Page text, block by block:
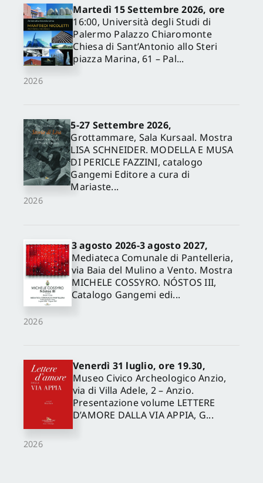
2026
Martedì 15 Settembre 2026, ore
16:00, Università degli Studi di
Palermo Palazzo Chiaromonte
Chiesa di Sant’Antonio allo Steri
piazza Marina, 61 – Pal...
2026
5-27 Settembre 2026,
Grottammare, Sala Kursaal. Mostra
LISA SCHNEIDER. MODELLA E MUSA
DI PERICLE FAZZINI, catalogo
Gangemi Editore a cura di
Mariaste...
2026
3 agosto 2026-3 agosto 2027,
Mediateca Comunale di Pantelleria,
via Baia del Mulino a Vento. Mostra
MICHELE COSSYRO. NÓSTOS III,
Catalogo Gangemi edi...
2026
Venerdì 31 luglio, ore 19.30,
Museo Civico Archeologico Anzio,
via di Villa Adele, 2 – Anzio.
Presentazione volume LETTERE
D’AMORE DALLA VIA APPIA, G...